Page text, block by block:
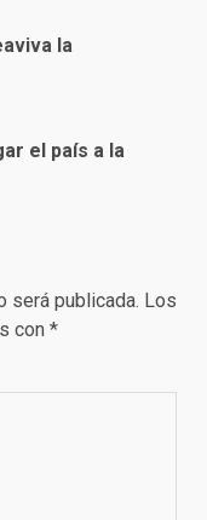
la
el país a la
será publicada. Los
con *